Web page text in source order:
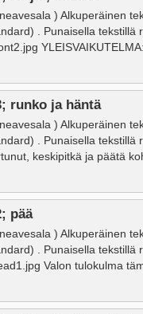
) Alkuperäinen
. Punaisella
runko ja häntä
) Alkuperäinen
. Punaisella tekstillä
keskipitkä ja päätä
pää
) Alkuperäinen
. Punaisella tekstillä
Valon tulokulma